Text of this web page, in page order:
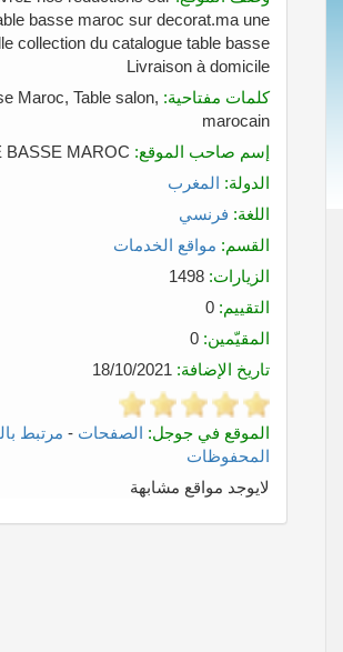
basse maroc sur decorat.ma une
collection du catalogue table basse
Livraison à domicile
كلمات مفتاحية: Maroc, Table salon,
marocain
إسم صاحب الموقع:
الدولة: المغرب
اللغة: فرنسي
القسم: مواقع الخدمات
الزيارات:
التقييم:
المقيّمين:
تاريخ الإضافة:
الموقع في جوجل: الصفحات - مرتبط
المحفوظات
لايوجد مواقع مشابهة